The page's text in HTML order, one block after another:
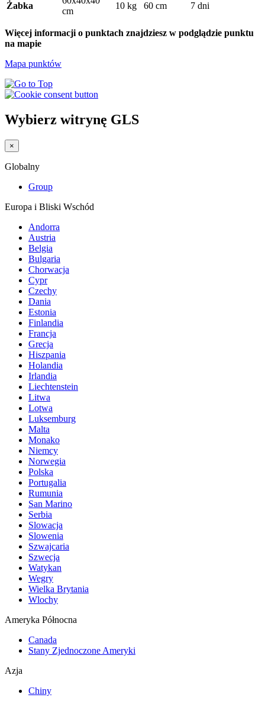
Żabka
cm
10 kg 60 cm 7 dni
Więcej informacji o punktach znajdziesz w podglądzie punktu
na mapie
Mapa punktów
Wybierz witrynę GLS
×
Globalny
Group
Europa i Bliski Wschód
Andorra
Austria
Belgia
Bulgaria
Chorwacja
Cypr
Czechy
Dania
Estonia
Finlandia
Francja
Grecja
Hiszpania
Holandia
Irlandia
Liechtenstein
Litwa
Lotwa
Luksemburg
Malta
Monako
Niemcy
Norwegia
Polska
Portugalia
Rumunia
San Marino
Serbia
Slowacja
Slowenia
Szwajcaria
Szwecja
Watykan
Wegry
Wielka Brytania
Wlochy
Ameryka Północna
Canada
Stany Zjednoczone Ameryki
Azja
Chiny